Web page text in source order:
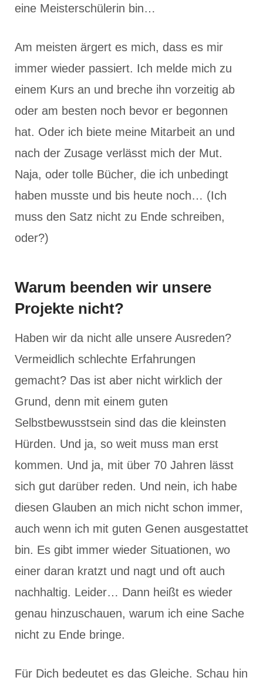
eine Meisterschülerin bin…
Am meisten ärgert es mich, dass es mir
immer wieder passiert. Ich melde mich zu
einem Kurs an und breche ihn vorzeitig ab
oder am besten noch bevor er begonnen
hat. Oder ich biete meine Mitarbeit an und
nach der Zusage verlässt mich der Mut.
Naja, oder tolle Bücher, die ich unbedingt
haben musste und bis heute noch… (Ich
muss den Satz nicht zu Ende schreiben,
oder?)
Warum beenden wir unsere
Projekte nicht?
Haben wir da nicht alle unsere Ausreden?
Vermeidlich schlechte Erfahrungen
gemacht? Das ist aber nicht wirklich der
Grund, denn mit einem guten
Selbstbewusstsein sind das die kleinsten
Hürden. Und ja, so weit muss man erst
kommen. Und ja, mit über 70 Jahren lässt
sich gut darüber reden. Und nein, ich habe
diesen Glauben an mich nicht schon immer,
auch wenn ich mit guten Genen ausgestattet
bin. Es gibt immer wieder Situationen, wo
einer daran kratzt und nagt und oft auch
nachhaltig. Leider… Dann heißt es wieder
genau hinzuschauen, warum ich eine Sache
nicht zu Ende bringe.
Für Dich bedeutet es das Gleiche. Schau hin